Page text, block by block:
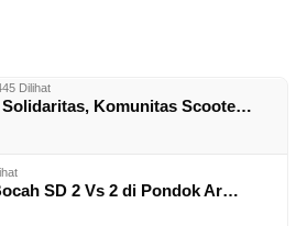
Dilihat
Solidaritas, Komunitas Scoote…
SD 2 Vs 2 di Pondok Ar…